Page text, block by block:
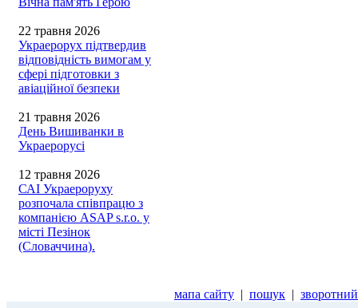
22 травня 2026
Украерорух підтвердив
відповідність вимогам у
сфері підготовки з
авіаційної безпеки
21 травня 2026
День Вишиванки в
Украерорусі
12 травня 2026
САІ Украероруху
розпочала співпрацю з
компанією ASAP s.r.o. у
місті Пезінок
(Словаччина).
мапа сайту | пошук |